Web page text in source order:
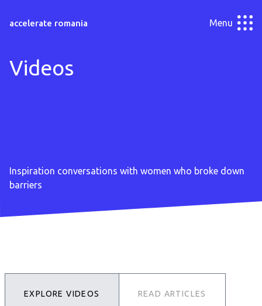
accelerate romania Menu
Videos
Inspiration conversations with women who broke down
barriers
EXPLORE VIDEOS READ ARTICLES